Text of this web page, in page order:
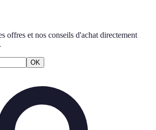
offres et nos conseils d'achat directement
OK